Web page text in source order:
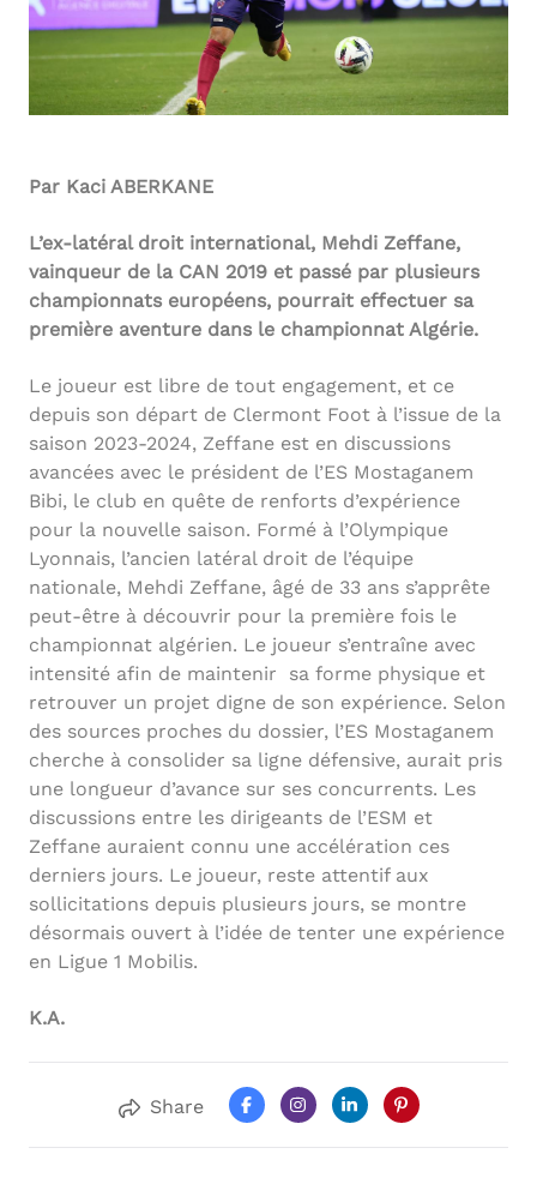
Par Kaci ABERKANE
L’ex-latéral droit international, Mehdi Zeffane,
vainqueur de la CAN 2019 et passé par plusieurs
championnats européens, pourrait effectuer sa
première aventure dans le championnat Algérie.
Le joueur est libre de tout engagement, et ce
depuis son départ de Clermont Foot à l’issue de la
saison 2023-2024, Zeffane est en discussions
avancées avec le président de l’ES Mostaganem
Bibi, le club en quête de renforts d’expérience
pour la nouvelle saison. Formé à l’Olympique
Lyonnais, l’ancien latéral droit de l’équipe
nationale, Mehdi Zeffane, âgé de 33 ans s’apprête
peut-être à découvrir pour la première fois le
championnat algérien. Le joueur s’entraîne avec
intensité afin de maintenir sa forme physique et
retrouver un projet digne de son expérience. Selon
des sources proches du dossier, l’ES Mostaganem
cherche à consolider sa ligne défensive, aurait pris
une longueur d’avance sur ses concurrents. Les
discussions entre les dirigeants de l’ESM et
Zeffane auraient connu une accélération ces
derniers jours. Le joueur, reste attentif aux
sollicitations depuis plusieurs jours, se montre
désormais ouvert à l’idée de tenter une expérience
en Ligue 1 Mobilis.
K.A.
Share